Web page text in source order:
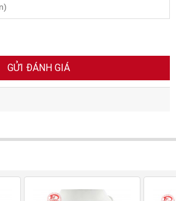
GỬI ĐÁNH GIÁ